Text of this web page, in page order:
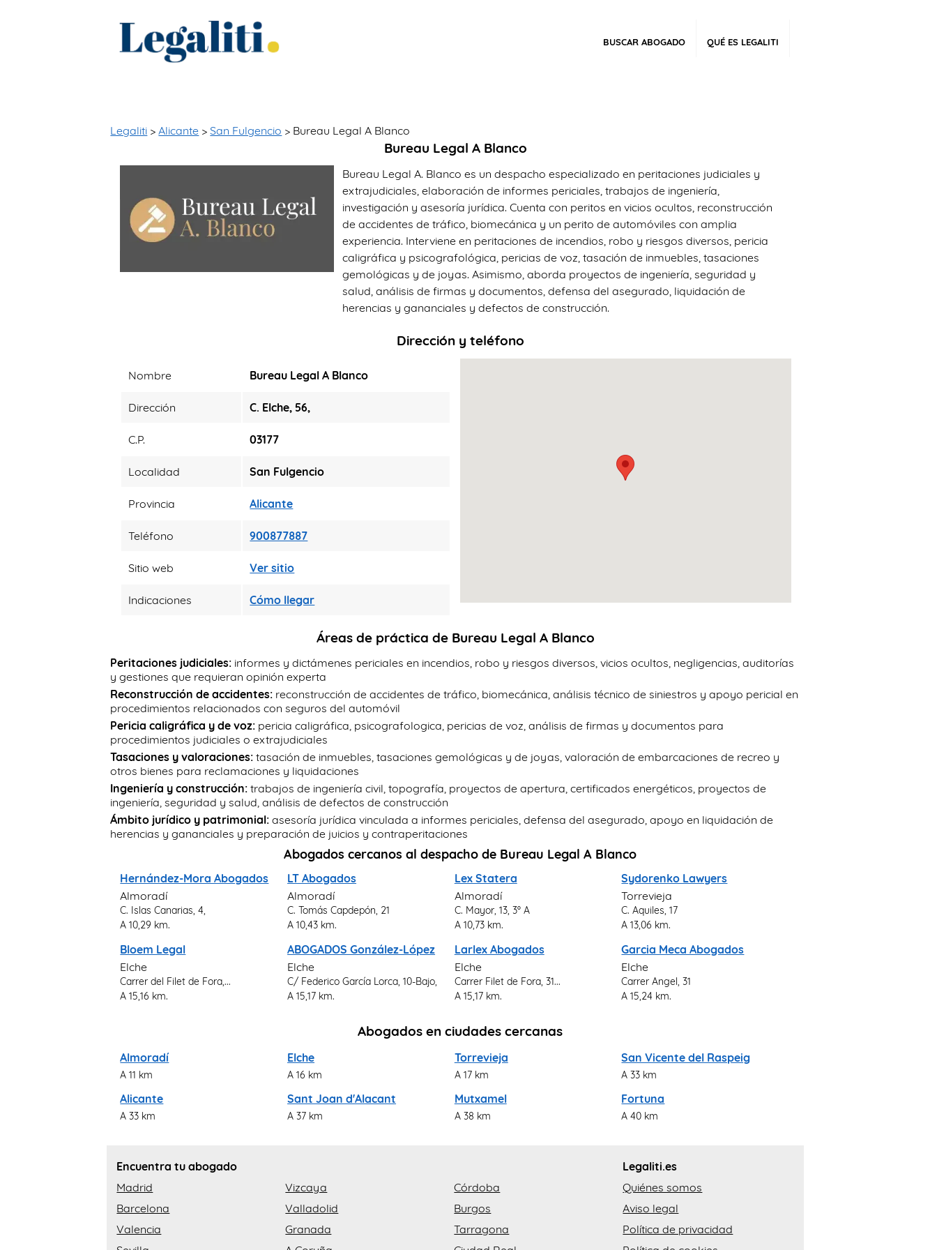
BUSCAR ABOGADO QUÉ ES LEGALITI
Legaliti >Alicante >San Fulgencio > Bureau Legal A Blanco
Bureau Legal A Blanco
Bureau Legal A. Blanco es un despacho especializado en peritaciones judiciales y
extrajudiciales, elaboración de informes periciales, trabajos de ingeniería,
investigación y asesoría jurídica. Cuenta con peritos en vicios ocultos, reconstrucción
de accidentes de tráfico, biomecánica y un perito de automóviles con amplia
experiencia. Interviene en peritaciones de incendios, robo y riesgos diversos, pericia
caligráfica y psicografológica, pericias de voz, tasación de inmuebles, tasaciones
gemológicas y de joyas. Asimismo, aborda proyectos de ingeniería, seguridad y
salud, análisis de firmas y documentos, defensa del asegurado, liquidación de
herencias y gananciales y defectos de construcción.
Dirección y teléfono
Nombre Bureau Legal A Blanco
Dirección C. Elche, 56,
C.P. 03177
Localidad San Fulgencio
Provincia Alicante
Teléfono 900877887
Sitio web Ver sitio
Indicaciones Cómo llegar
Áreas de práctica de Bureau Legal A Blanco
Peritaciones judiciales: informes y dictámenes periciales en incendios, robo y riesgos diversos, vicios ocultos, negligencias, auditorías
y gestiones que requieran opinión experta
Reconstrucción de accidentes: reconstrucción de accidentes de tráfico, biomecánica, análisis técnico de siniestros y apoyo pericial en
procedimientos relacionados con seguros del automóvil
Pericia caligráfica y de voz: pericia caligráfica, psicografologica, pericias de voz, análisis de firmas y documentos para
procedimientos judiciales o extrajudiciales
Tasaciones y valoraciones: tasación de inmuebles, tasaciones gemológicas y de joyas, valoración de embarcaciones de recreo y
otros bienes para reclamaciones y liquidaciones
Ingeniería y construcción: trabajos de ingeniería civil, topografía, proyectos de apertura, certificados energéticos, proyectos de
ingeniería, seguridad y salud, análisis de defectos de construcción
Ámbito jurídico y patrimonial: asesoría jurídica vinculada a informes periciales, defensa del asegurado, apoyo en liquidación de
herencias y gananciales y preparación de juicios y contraperitaciones
Abogados cercanos al despacho de Bureau Legal A Blanco
Hernández-Mora Abogados
Almoradí
C. Islas Canarias, 4,
A 10,29 km.
LT Abogados
Almoradí
C. Tomás Capdepón, 21
A 10,43 km.
Lex Statera
Almoradí
C. Mayor, 13, 3º A
A 10,73 km.
Sydorenko Lawyers
Torrevieja
C. Aquiles, 17
A 13,06 km.
Bloem Legal
Elche
Carrer del Filet de Fora,...
A 15,16 km.
ABOGADOS González-López
Elche
C/ Federico García Lorca, 10-Bajo,
A 15,17 km.
Larlex Abogados
Elche
Carrer Filet de Fora, 31...
A 15,17 km.
Garcia Meca Abogados
Elche
Carrer Angel, 31
A 15,24 km.
Abogados en ciudades cercanas
Almoradí
A 11 km
Elche
A 16 km
Torrevieja
A 17 km
San Vicente del Raspeig
A 33 km
Alicante
A 33 km
Sant Joan d'Alacant
A 37 km
Mutxamel
A 38 km
Fortuna
A 40 km
Encuentra tu abogado
Madrid
Barcelona
Valencia
Vizcaya
Valladolid
Granada
Córdoba
Burgos
Tarragona
Legaliti.es
Quiénes somos
Aviso legal
Política de privacidad